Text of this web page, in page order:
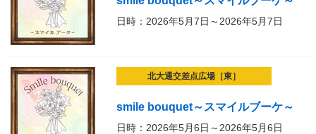
日時：2026年5月7日～2026年5月7日
北大通交差点広場［東］
smile bouquet～スマイルブーケ～
日時：2026年5月6日～2026年5月6日